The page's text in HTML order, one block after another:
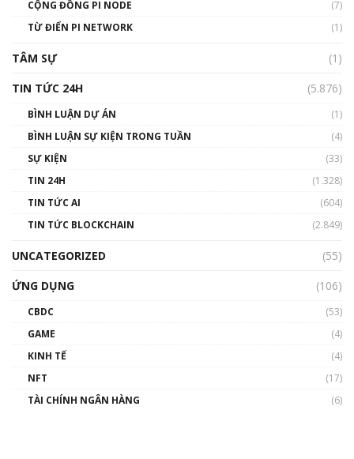
01:29:26
CỘNG ĐỒNG PI NODE
(7)
TỪ ĐIỂN PI NETWORK
(1)
TÂM SỰ
(1)
TIN TỨC 24H
(5.876)
BÌNH LUẬN DỰ ÁN
(1)
BÌNH LUẬN SỰ KIỆN TRONG TUẦN
(4)
SỰ KIỆN
(33)
TIN 24H
(1.328)
TIN TỨC AI
(604)
TIN TỨC BLOCKCHAIN
(2.849)
UNCATEGORIZED
(55)
ỨNG DỤNG
(106)
CBDC
(53)
GAME
(4)
KINH TẾ
(4)
NFT
(17)
TÀI CHÍNH NGÂN HÀNG
(6)